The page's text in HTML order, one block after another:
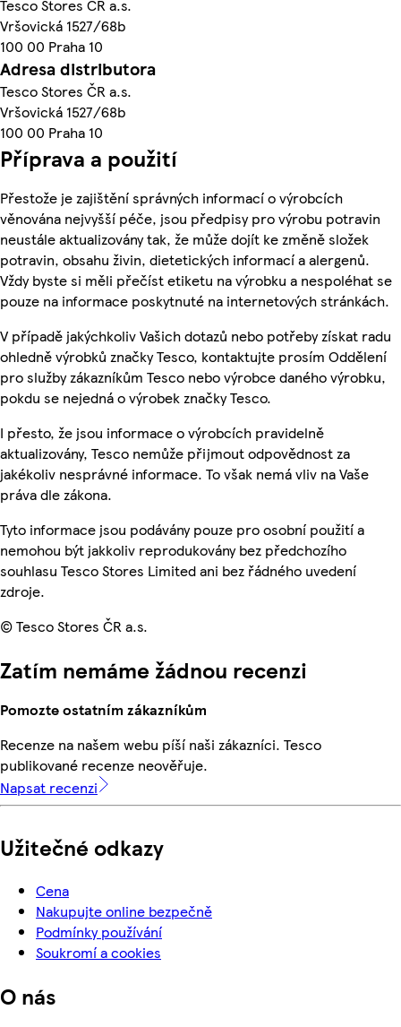
Tesco Stores ČR a.s.
Vršovická 1527/68b
100 00 Praha 10
Adresa distributora
Tesco Stores ČR a.s.
Vršovická 1527/68b
100 00 Praha 10
Příprava a použití
Přestože je zajištění správných informací o výrobcích
věnována nejvyšší péče, jsou předpisy pro výrobu potravin
neustále aktualizovány tak, že může dojít ke změně složek
potravin, obsahu živin, dietetických informací a alergenů.
Vždy byste si měli přečíst etiketu na výrobku a nespoléhat se
pouze na informace poskytnuté na internetových stránkách.
V případě jakýchkoliv Vašich dotazů nebo potřeby získat radu
ohledně výrobků značky Tesco, kontaktujte prosím Oddělení
pro služby zákazníkům Tesco nebo výrobce daného výrobku,
pokdu se nejedná o výrobek značky Tesco.
I přesto, že jsou informace o výrobcích pravidelně
aktualizovány, Tesco nemůže přijmout odpovědnost za
jakékoliv nesprávné informace. To však nemá vliv na Vaše
práva dle zákona.
Tyto informace jsou podávány pouze pro osobní použití a
nemohou být jakkoliv reprodukovány bez předchozího
souhlasu Tesco Stores Limited ani bez řádného uvedení
zdroje.
© Tesco Stores ČR a.s.
Zatím nemáme žádnou recenzi
Pomozte ostatním zákazníkům
Recenze na našem webu píší naši zákazníci. Tesco
publikované recenze neověřuje.
Napsat recenzi
Užitečné odkazy
Cena
Nakupujte online bezpečně
Podmínky používání
Soukromí a cookies
O nás